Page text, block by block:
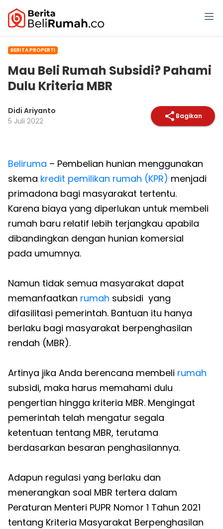
BERITA PROPERTI
Mau Beli Rumah Subsidi? Pahami
Dulu Kriteria MBR
Didi Ariyanto
5 Juli 2022
Bagikan
Beliruma – Pembelian hunian menggunakan
skema kredit pemilikan rumah (KPR) menjadi
primadona bagi masyarakat tertentu.
Karena biaya yang diperlukan untuk membeli
rumah baru relatif lebih terjangkau apabila
dibandingkan dengan hunian komersial
pada umumnya.
Namun tidak semua masyarakat dapat
memanfaatkan rumah subsidi yang
difasilitasi pemerintah. Bantuan itu hanya
berlaku bagi masyarakat berpenghasilan
rendah (MBR).
Artinya jika Anda berencana membeli rumah
subsidi, maka harus memahami dulu
pengertian hingga kriteria MBR. Mengingat
pemerintah telah mengatur segala
ketentuan tentang MBR, terutama
berdasarkan besaran penghasilannya.
Adapun regulasi yang berlaku dan
menerangkan soal MBR tertera dalam
Peraturan Menteri PUPR Nomor 1 Tahun 2021
tentang Kriteria Masyarakat Berpenghasilan